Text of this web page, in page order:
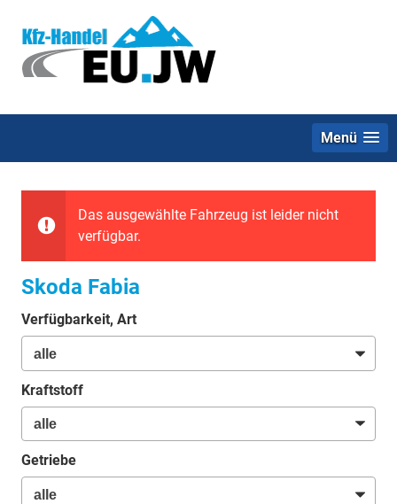
Menü
Das ausgewählte Fahrzeug ist leider nicht
verfügbar.
Skoda Fabia
Verfügbarkeit, Art
Kraftstoff
Getriebe